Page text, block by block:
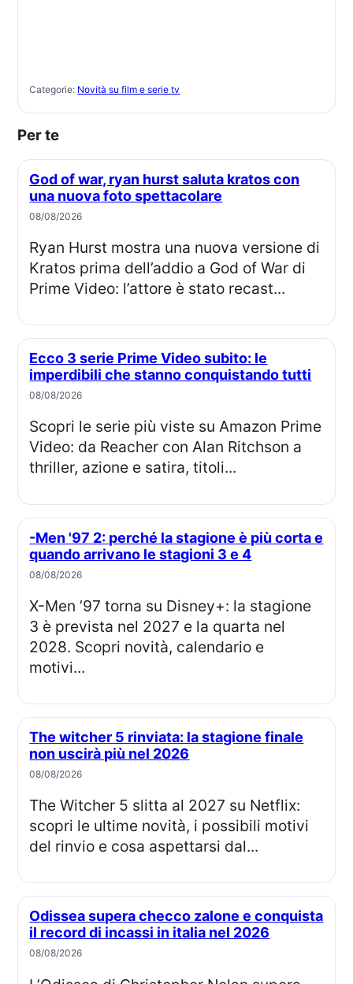
Categorie: Novità su film e serie tv
Per te
God of war, ryan hurst saluta kratos con
una nuova foto spettacolare
08/08/2026
Ryan Hurst mostra una nuova versione di
Kratos prima dell’addio a God of War di
Prime Video: l’attore è stato recast...
Ecco 3 serie Prime Video subito: le
imperdibili che stanno conquistando tutti
08/08/2026
Scopri le serie più viste su Amazon Prime
Video: da Reacher con Alan Ritchson a
thriller, azione e satira, titoli...
-Men '97 2: perché la stagione è più corta e
quando arrivano le stagioni 3 e 4
08/08/2026
X-Men ’97 torna su Disney+: la stagione
3 è prevista nel 2027 e la quarta nel
2028. Scopri novità, calendario e
motivi...
The witcher 5 rinviata: la stagione finale
non uscirà più nel 2026
08/08/2026
The Witcher 5 slitta al 2027 su Netflix:
scopri le ultime novità, i possibili motivi
del rinvio e cosa aspettarsi dal...
Odissea supera checco zalone e conquista
il record di incassi in italia nel 2026
08/08/2026